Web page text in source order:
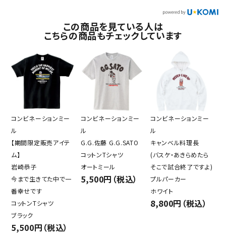
この商品を見ている人は
こちらの商品もチェックしています
コンビネーションミー
ル
【期間限定販売アイテ
ム】
岩崎恭子
今まで生きてた中で一
番幸せです
コットンTシャツ
ブラック
5,500円（税込）
コンビネーションミー
ル
G.G.佐藤 G.G.SATO
コットンTシャツ
オートミール
5,500円（税込）
コンビネーションミー
ル
キャンベル料理長
(バスケ・あきらめたら
そこで試合終了ですよ)
プルパーカー
ホワイト
8,800円（税込）